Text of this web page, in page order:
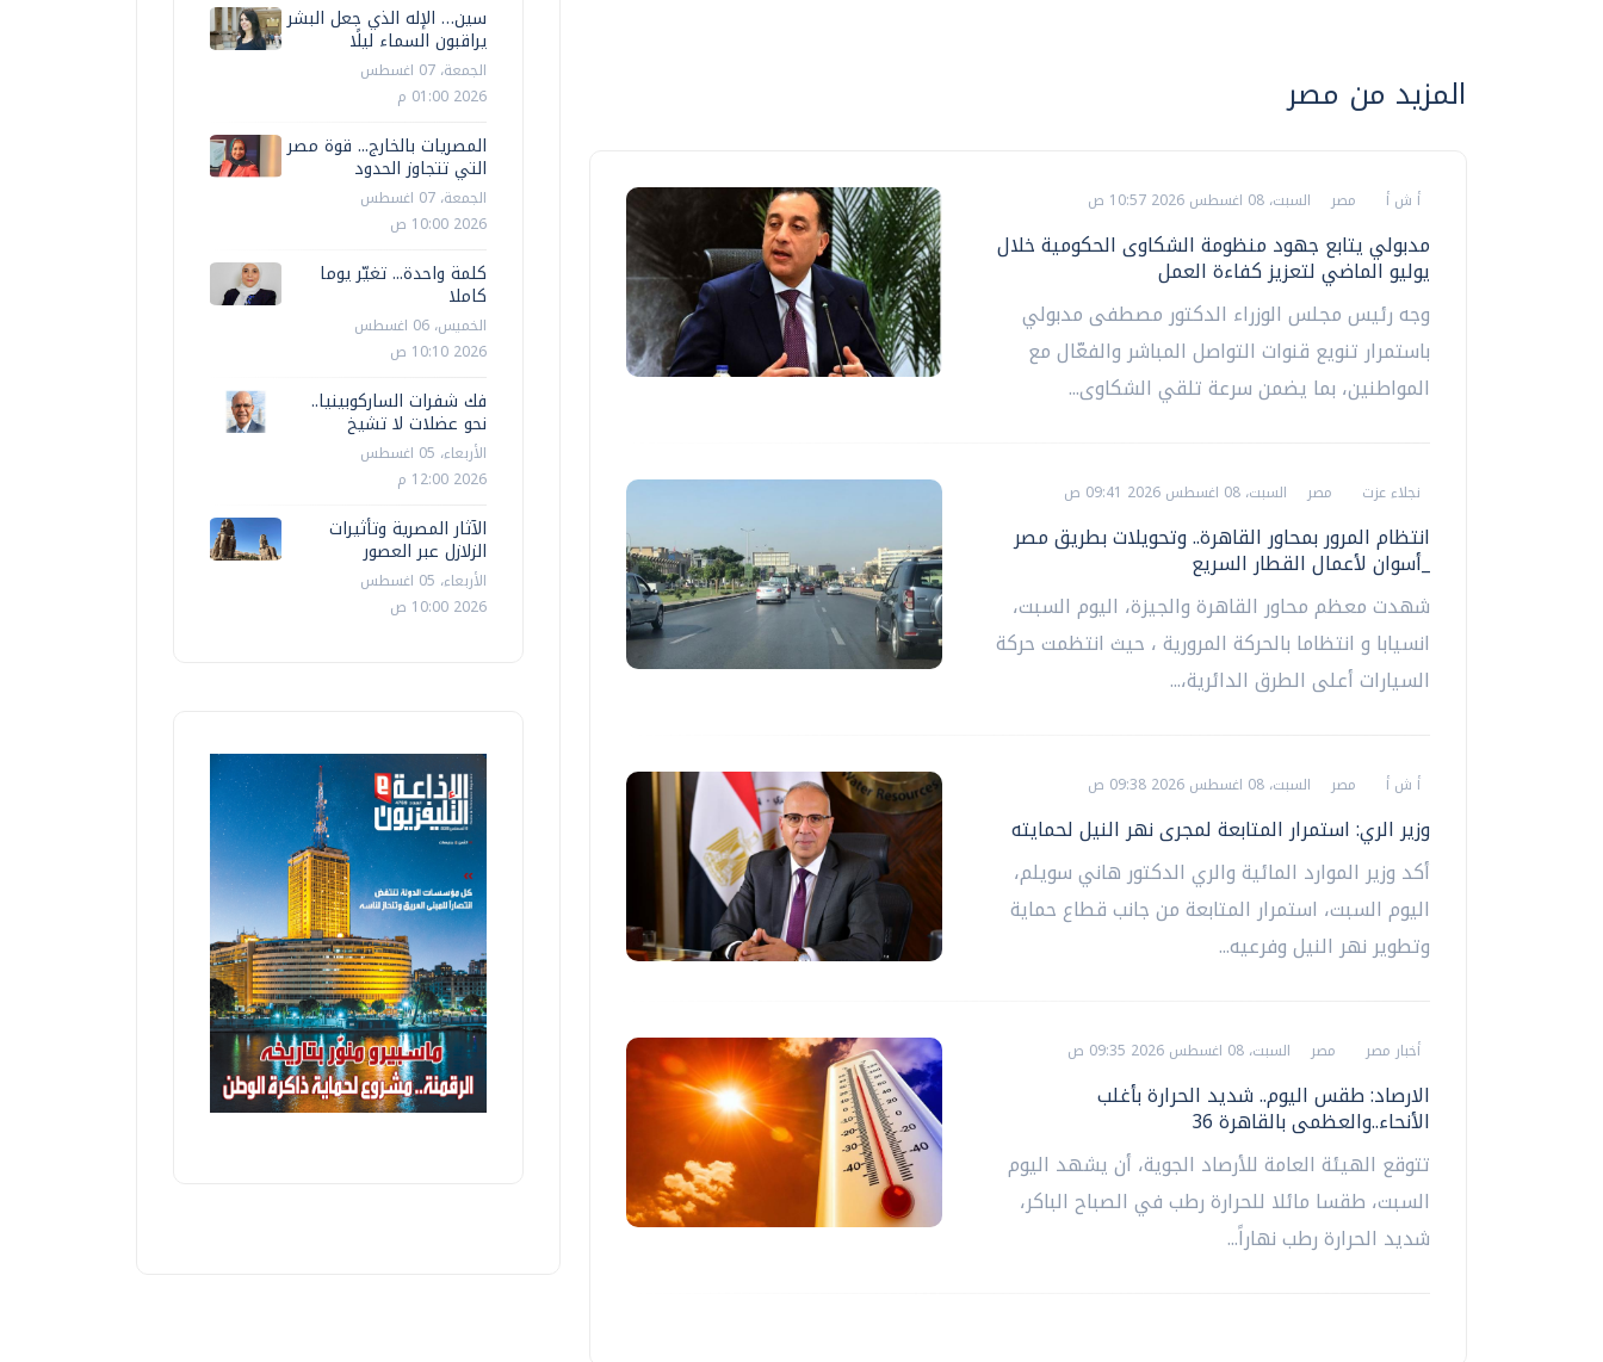
المزيد من مصر
أ ش أ مصر السبت، 08 اغسطس 2026 10:57 ص
مدبولي يتابع جهود منظومة الشكاوى الحكومية خلال
يوليو الماضي لتعزيز كفاءة العمل
وجه رئيس مجلس الوزراء الدكتور مصطفى مدبولي
باستمرار تنويع قنوات التواصل المباشر والفعّال مع
المواطنين، بما يضمن سرعة تلقي الشكاوى...
نجلاء عزت مصر السبت، 08 اغسطس 2026 09:41 ص
انتظام المرور بمحاور القاهرة.. وتحويلات بطريق مصر
_أسوان لأعمال القطار السريع
شهدت معظم محاور القاهرة والجيزة، اليوم السبت،
انسيابا و انتظاما بالحركة المرورية ، حيث انتظمت حركة
السيارات أعلى الطرق الدائرية،...
أ ش أ مصر السبت، 08 اغسطس 2026 09:38 ص
وزير الري: استمرار المتابعة لمجرى نهر النيل لحمايته
أكد وزير الموارد المائية والري الدكتور هاني سويلم،
اليوم السبت، استمرار المتابعة من جانب قطاع حماية
وتطوير نهر النيل وفرعيه...
أخبار مصر مصر السبت، 08 اغسطس 2026 09:35 ص
الارصاد: طقس اليوم.. شديد الحرارة بأغلب
الأنحاء..والعظمى بالقاهرة 36
تتوقع الهيئة العامة للأرصاد الجوية، أن يشهد اليوم
السبت، طقسا مائلا للحرارة رطب في الصباح الباكر،
شديد الحرارة رطب نهاراً...
سين… الإله الذي جعل البشر
يراقبون السماء ليلًا
الجمعة، 07 اغسطس
2026 01:00 م
المصريات بالخارج... قوة مصر
التي تتجاوز الحدود
الجمعة، 07 اغسطس
2026 10:00 ص
كلمة واحدة... تغيّر يوما
كاملا
الخميس، 06 اغسطس
2026 10:10 ص
فك شفرات الساركوبينيا..
نحو عضلات لا تشيخ
الأربعاء، 05 اغسطس
2026 12:00 م
الآثار المصرية وتأثيرات
الزلازل عبر العصور
الأربعاء، 05 اغسطس
2026 10:00 ص